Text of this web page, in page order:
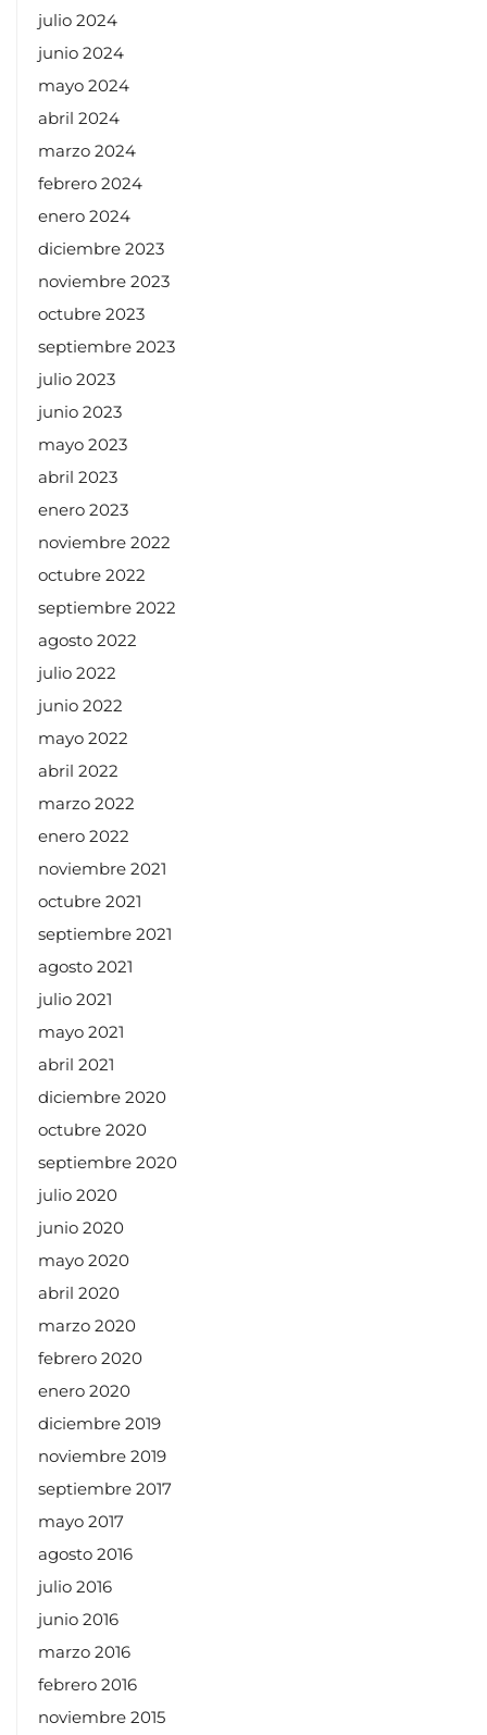
julio 2024
junio 2024
mayo 2024
abril 2024
marzo 2024
febrero 2024
enero 2024
diciembre 2023
noviembre 2023
octubre 2023
septiembre 2023
julio 2023
junio 2023
mayo 2023
abril 2023
enero 2023
noviembre 2022
octubre 2022
septiembre 2022
agosto 2022
julio 2022
junio 2022
mayo 2022
abril 2022
marzo 2022
enero 2022
noviembre 2021
octubre 2021
septiembre 2021
agosto 2021
julio 2021
mayo 2021
abril 2021
diciembre 2020
octubre 2020
septiembre 2020
julio 2020
junio 2020
mayo 2020
abril 2020
marzo 2020
febrero 2020
enero 2020
diciembre 2019
noviembre 2019
septiembre 2017
mayo 2017
agosto 2016
julio 2016
junio 2016
marzo 2016
febrero 2016
noviembre 2015